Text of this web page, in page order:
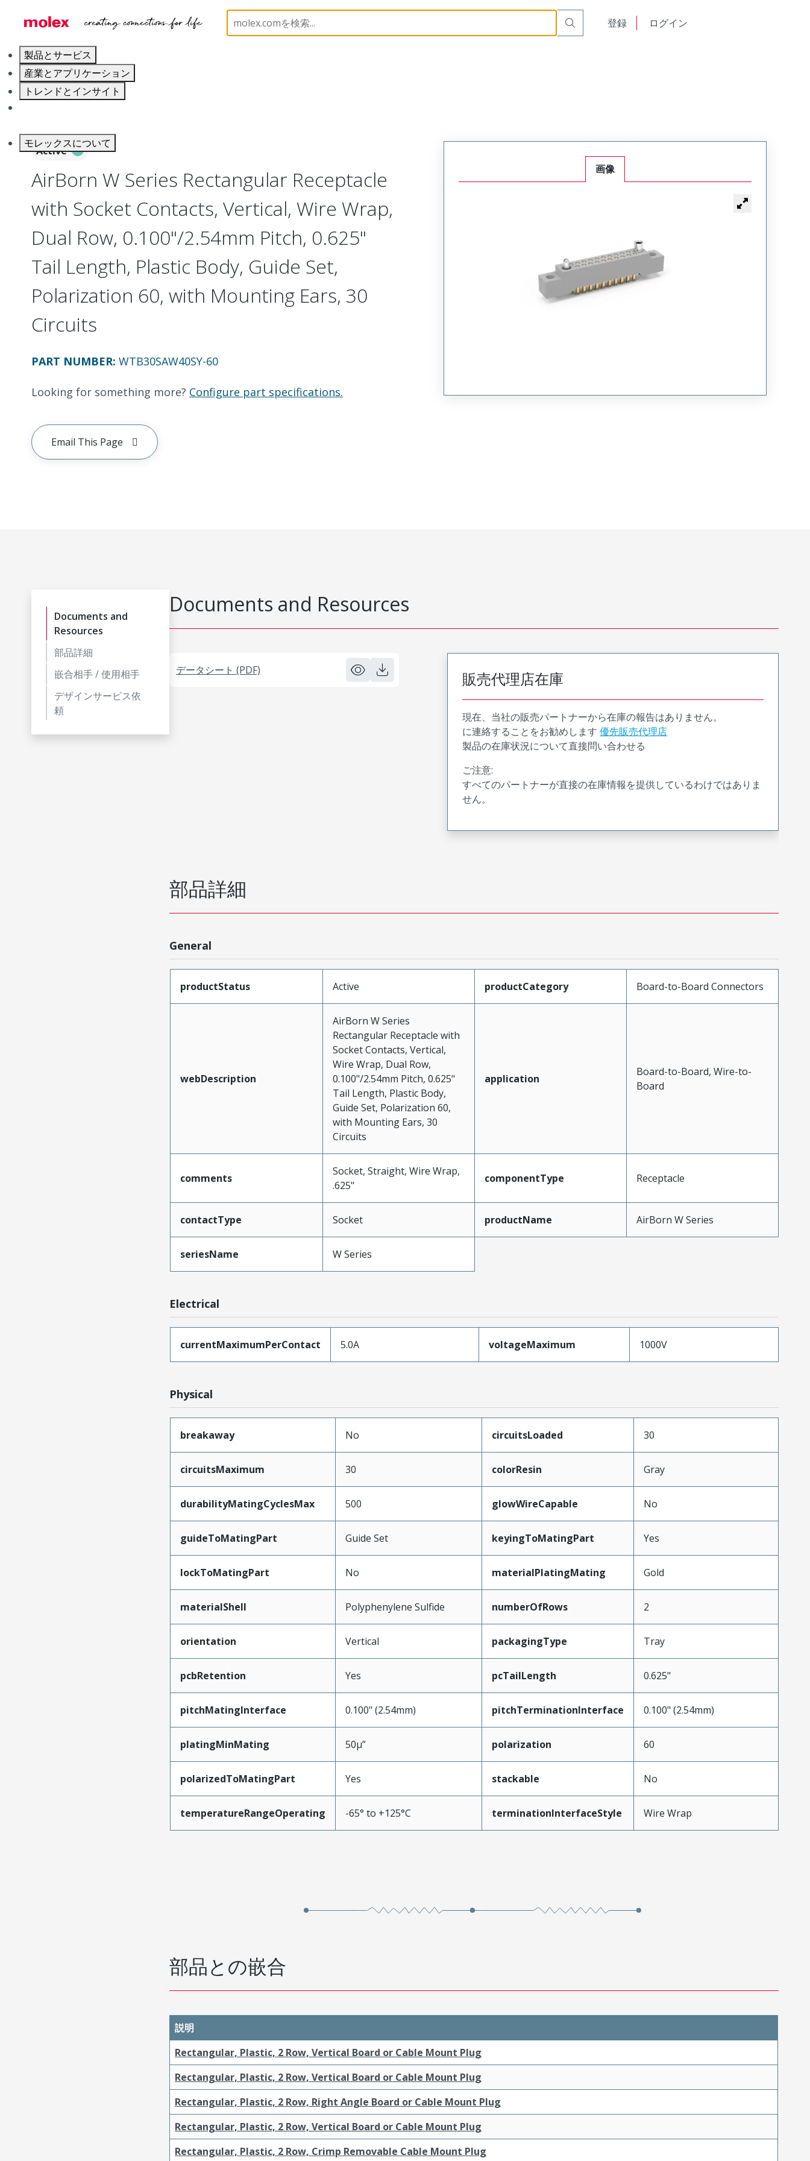
登録 ログイン
製品とサービス
産業とアプリケーション
トレンドとインサイト
モレックスについて
Board-to-Board Connectors Rectangular, Plastic, 2 Row, Vertical/Right Angle Board or Cable Mount Receptacle
Active
AirBorn W Series Rectangular Receptacle
with Socket Contacts, Vertical, Wire Wrap,
Dual Row, 0.100"/2.54mm Pitch, 0.625"
Tail Length, Plastic Body, Guide Set,
Polarization 60, with Mounting Ears, 30
Circuits
PART NUMBER: WTB30SAW40SY-60
Looking for something more? Configure part specifications.
Email This Page
画像
Documents and
Resources
部品詳細
嵌合相手 / 使用相手
デザインサービス依
頼
Documents and Resources
データシート (PDF) 販売代理店在庫
現在、当社の販売パートナーから在庫の報告はありません。
に連絡することをお勧めします 優先販売代理店
製品の在庫状況について直接問い合わせる
ご注意:
すべてのパートナーが直接の在庫情報を提供しているわけではありま
せん。
部品詳細
General
productStatus Active productCategory Board-to-Board Connectors
webDescription
AirBorn W Series
Rectangular Receptacle with
Socket Contacts, Vertical,
Wire Wrap, Dual Row,
0.100"/2.54mm Pitch, 0.625"
Tail Length, Plastic Body,
Guide Set, Polarization 60,
with Mounting Ears, 30
Circuits
application
Board-to-Board, Wire-to-
Board
comments
Socket, Straight, Wire Wrap,
.625"
componentType Receptacle
contactType Socket productName AirBorn W Series
seriesName W Series
Electrical
currentMaximumPerContact 5.0A voltageMaximum 1000V
Physical
breakaway No circuitsLoaded 30
circuitsMaximum 30 colorResin Gray
durabilityMatingCyclesMax 500 glowWireCapable No
guideToMatingPart Guide Set keyingToMatingPart Yes
lockToMatingPart No materialPlatingMating Gold
materialShell Polyphenylene Sulfide numberOfRows 2
orientation Vertical packagingType Tray
pcbRetention Yes pcTailLength 0.625"
pitchMatingInterface 0.100" (2.54mm) pitchTerminationInterface 0.100" (2.54mm)
platingMinMating 50µ” polarization 60
polarizedToMatingPart Yes stackable No
temperatureRangeOperating -65° to +125°C terminationInterfaceStyle Wire Wrap
部品との嵌合
説明
Rectangular, Plastic, 2 Row, Vertical Board or Cable Mount Plug
Rectangular, Plastic, 2 Row, Vertical Board or Cable Mount Plug
Rectangular, Plastic, 2 Row, Right Angle Board or Cable Mount Plug
Rectangular, Plastic, 2 Row, Vertical Board or Cable Mount Plug
Rectangular, Plastic, 2 Row, Crimp Removable Cable Mount Plug